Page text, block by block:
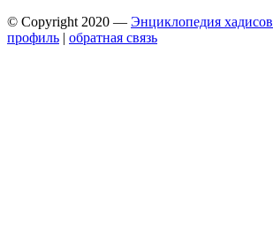
© Copyright 2020 — Энциклопедия хадисов
профиль | обратная связь